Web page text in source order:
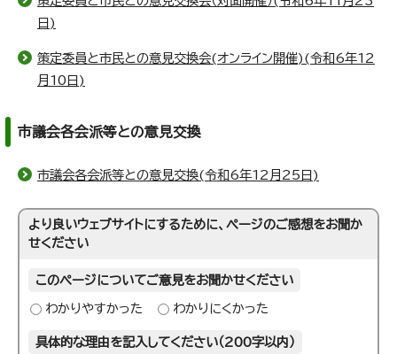
日)
策定委員と市民との意見交換会(オンライン開催)(令和6年12
月10日)
市議会各会派等との意見交換
市議会各会派等との意見交換(令和6年12月25日)
より良いウェブサイトにするために、ページのご感想をお聞か
せください
このページについてご意見をお聞かせください
わかりやすかった わかりにくかった
具体的な理由を記入してください（200字以内）